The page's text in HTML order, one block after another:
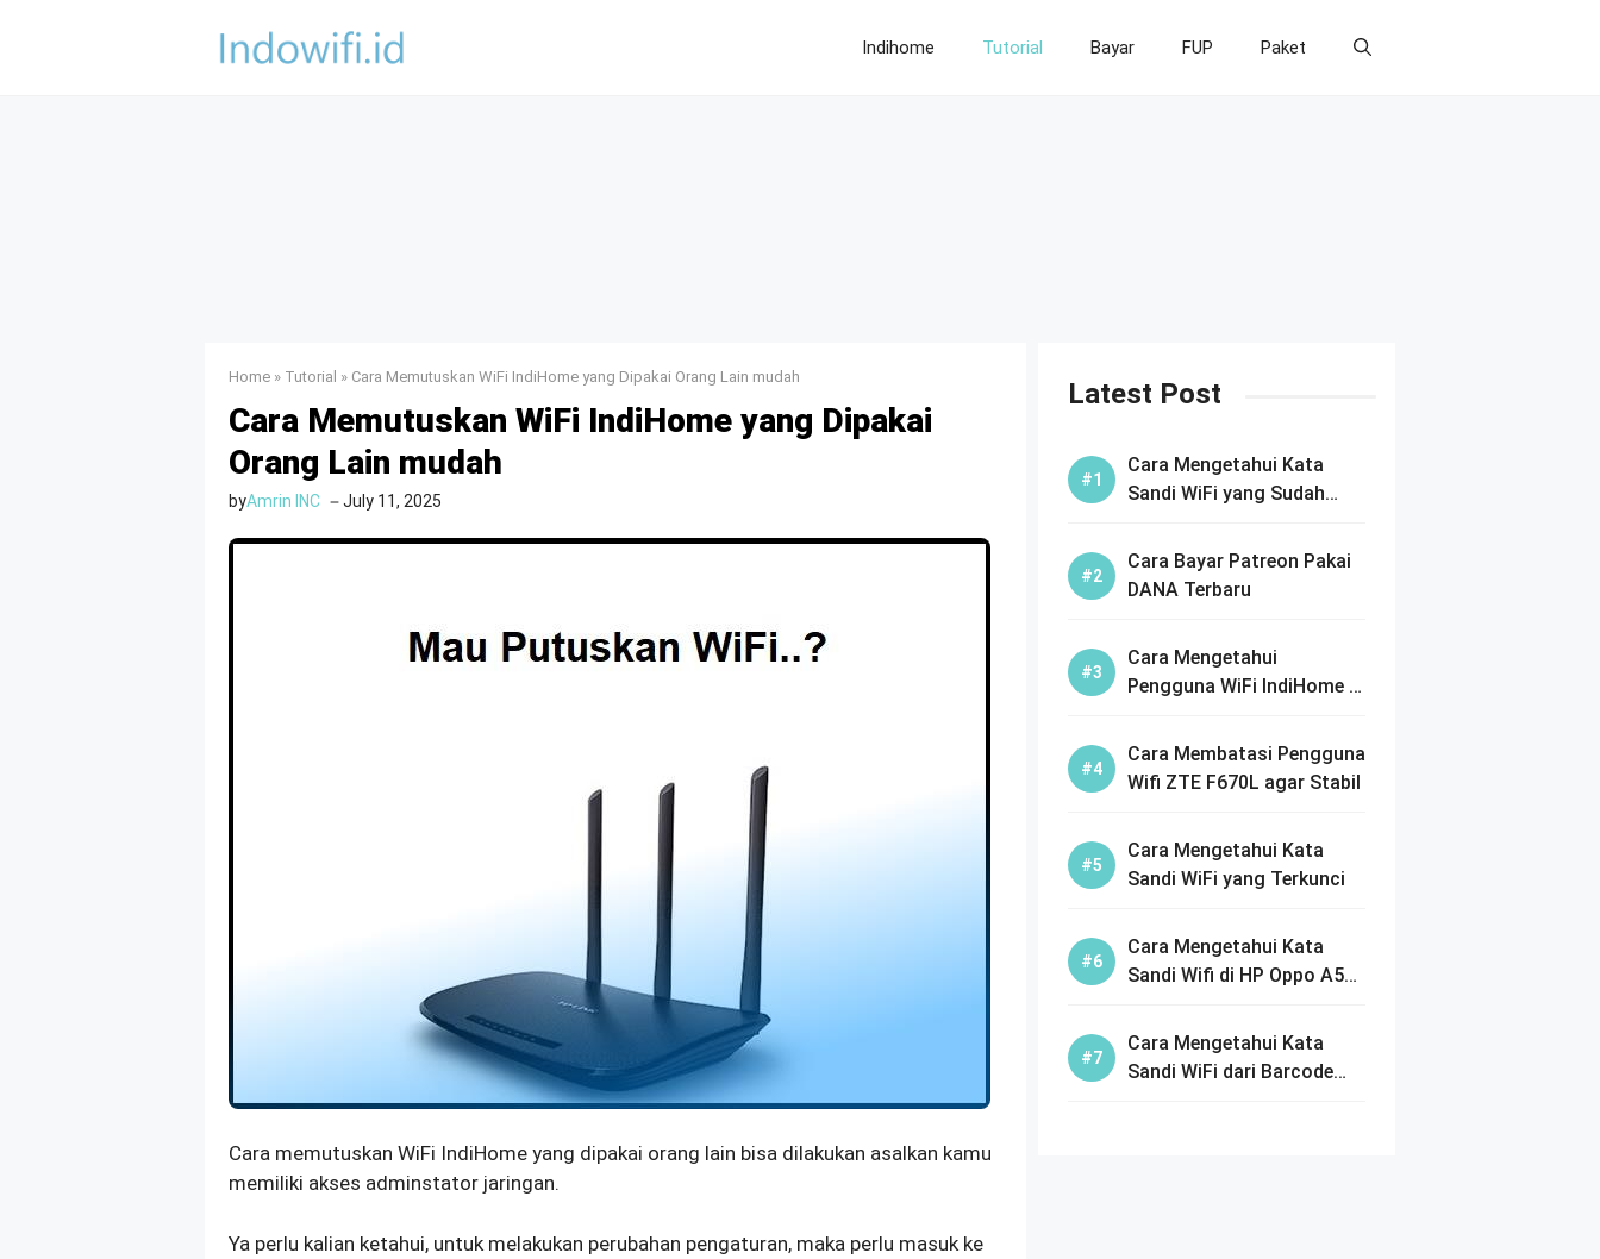
Indihome Tutorial Bayar FUP Paket
Home » Tutorial » Cara Memutuskan WiFi IndiHome yang Dipakai Orang Lain mudah
Cara Memutuskan WiFi IndiHome yang Dipakai
Orang Lain mudah
byAmrin INC July 11, 2025
Cara memutuskan WiFi IndiHome yang dipakai orang lain bisa dilakukan asalkan kamu
memiliki akses adminstator jaringan.
Ya perlu kalian ketahui, untuk melakukan perubahan pengaturan, maka perlu masuk ke
Latest Post
Cara Mengetahui Kata
Sandi WiFi yang Sudah
Cara Bayar Patreon Pakai
DANA Terbaru
Cara Mengetahui
Pengguna WiFi IndiHome di
Cara Membatasi Pengguna
Wifi ZTE F670L agar Stabil
Cara Mengetahui Kata
Sandi WiFi yang Terkunci
Cara Mengetahui Kata
Sandi Wifi di HP Oppo A5s
Cara Mengetahui Kata
Sandi WiFi dari Barcode